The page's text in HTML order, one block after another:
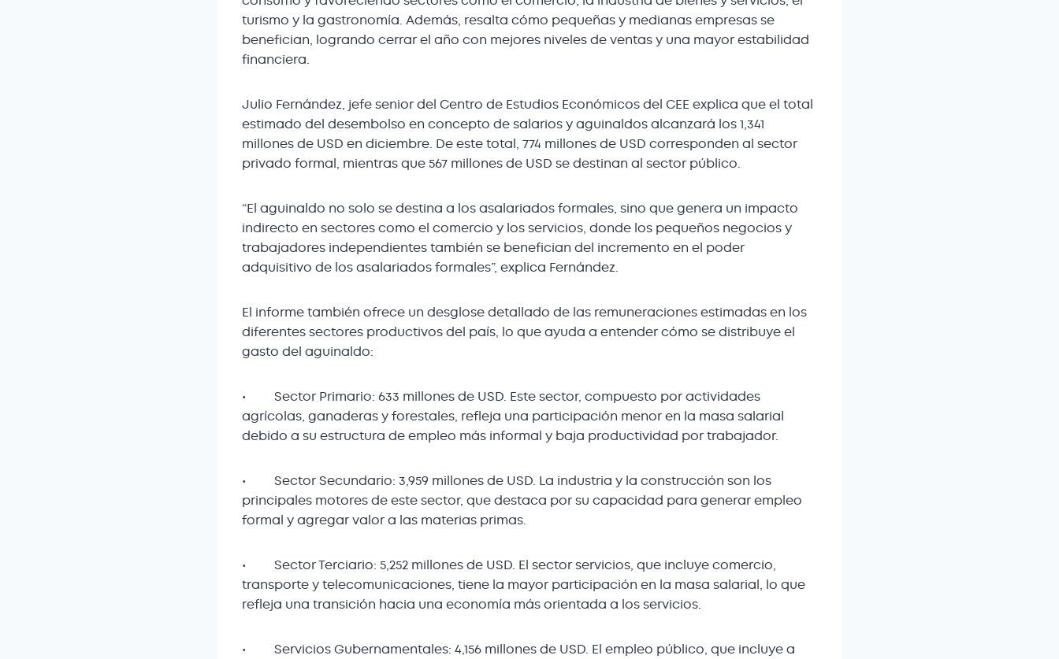
turismo y la gastronomía. Además, resalta cómo pequeñas y medianas empresas se
benefician, logrando cerrar el año con mejores niveles de ventas y una mayor estabilidad
financiera.
Julio Fernández, jefe senior del Centro de Estudios Económicos del CEE explica que el total
estimado del desembolso en concepto de salarios y aguinaldos alcanzará los 1,341
millones de USD en diciembre. De este total, 774 millones de USD corresponden al sector
privado formal, mientras que 567 millones de USD se destinan al sector público.
“El aguinaldo no solo se destina a los asalariados formales, sino que genera un impacto
indirecto en sectores como el comercio y los servicios, donde los pequeños negocios y
trabajadores independientes también se benefician del incremento en el poder
adquisitivo de los asalariados formales”, explica Fernández.
El informe también ofrece un desglose detallado de las remuneraciones estimadas en los
diferentes sectores productivos del país, lo que ayuda a entender cómo se distribuye el
gasto del aguinaldo:
• Sector Primario: 633 millones de USD. Este sector, compuesto por actividades
agrícolas, ganaderas y forestales, refleja una participación menor en la masa salarial
debido a su estructura de empleo más informal y baja productividad por trabajador.
• Sector Secundario: 3,959 millones de USD. La industria y la construcción son los
principales motores de este sector, que destaca por su capacidad para generar empleo
formal y agregar valor a las materias primas.
• Sector Terciario: 5,252 millones de USD. El sector servicios, que incluye comercio,
transporte y telecomunicaciones, tiene la mayor participación en la masa salarial, lo que
refleja una transición hacia una economía más orientada a los servicios.
• Servicios Gubernamentales: 4,156 millones de USD. El empleo público, que incluye a